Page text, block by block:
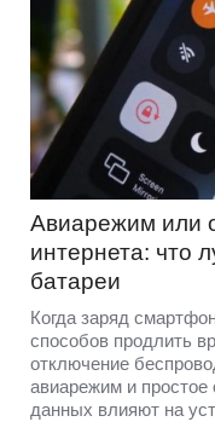
Авиарежим или
интернета: что
батареи
Когда заряд
способов продлить
отключение
авиарежим и
данных влияют на